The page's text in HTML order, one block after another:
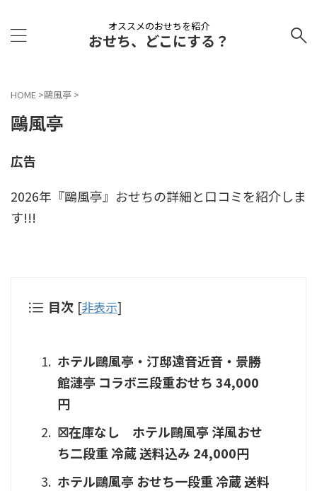
オススメのおせちを紹介
おせち、どこにする？
HOME >鷗風亭 >
鷗風亭
広告
2026年『鷗風亭』おせちの詳細と口コミを紹介しま
す!!!
目次 [非表示]
ホテル鷗風亭・汀邸遠音近音・景勝
館漣亭 コラボ三段重おせち 34,000
円
☒在庫なし ホテル鷗風亭 洋風おせ
ち二段重 冷蔵 送料込み 24,000円
ホテル鷗風亭 おせち一段重 冷蔵 送料